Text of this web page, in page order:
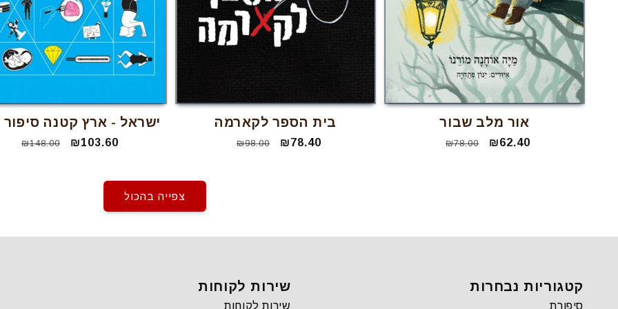
אור מלב שבור
מחיר
₪78.00
מחיר
₪62.40
בית הספר לקארמה
מחיר
₪98.00
מחיר
₪78.40
ישראל - ארץ קטנה סיפור
מחיר
₪148.00
מחיר
₪103.60
צפייה בהכול
קטגוריות נבחרות
סיפורת
שירות לקוחות
שירות לקוחות